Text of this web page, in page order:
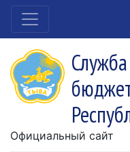
Официальный сайт